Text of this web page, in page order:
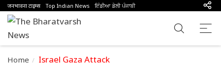
जनभावना टाइम्स Top Indian News ਇੰਡੀਆ ਡੇਲੀ ਪੰਜਾਬੀ
Home Israel Gaza Attack